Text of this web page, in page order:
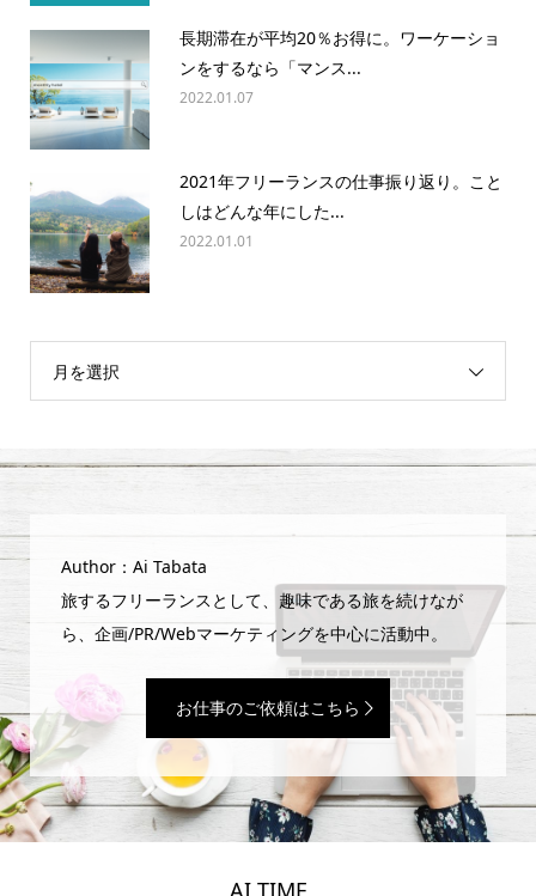
長期滞在が平均20％お得に。ワーケーショ
ンをするなら「マンス...
2022.01.07
2021年フリーランスの仕事振り返り。こと
しはどんな年にした...
2022.01.01
月を選択
Author：Ai Tabata
旅するフリーランスとして、趣味である旅を続けなが
ら、企画/PR/Webマーケティングを中心に活動中。
お仕事のご依頼はこちら
AI TIME